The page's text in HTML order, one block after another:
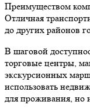
Преимуществом
Отличная
до других районов
В шаговой
торговые центры,
экскурсионных
использовать
для проживания, но